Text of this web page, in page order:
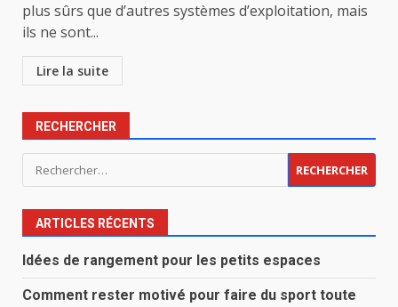
plus sûrs que d’autres systèmes d’exploitation, mais
ils ne sont...
Lire la suite
RECHERCHER
Rechercher :
ARTICLES RÉCENTS
Idées de rangement pour les petits espaces
Comment rester motivé pour faire du sport toute